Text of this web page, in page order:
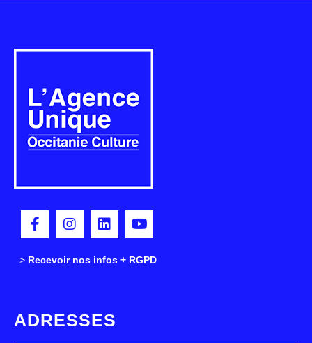
> Recevoir nos infos + RGPD
ADRESSES